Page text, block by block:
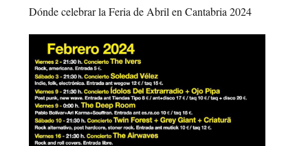
Dónde celebrar la Feria de Abril en Cantabria 2024